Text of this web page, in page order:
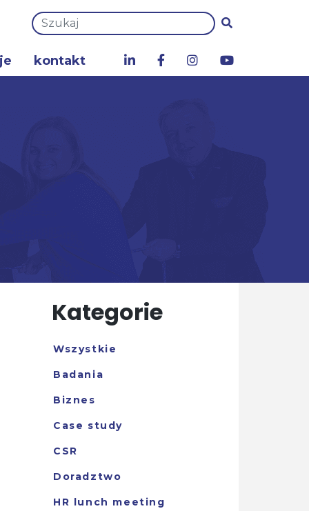
kontakt
Kategorie
Wszystkie
Badania
Biznes
Case study
CSR
Doradztwo
HR lunch meeting